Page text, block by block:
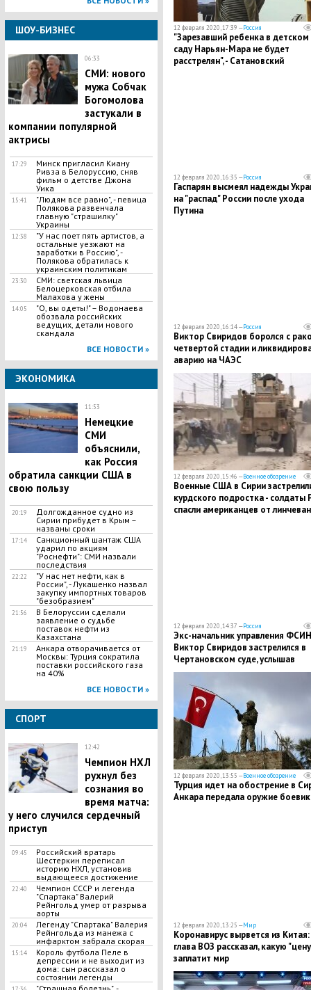
ШОУ-БИЗНЕС
06:33
​СМИ: нового
мужа Собчак
Богомолова
застукали в
компании популярной
актрисы
17:29
​Минск пригласил Киану
Ривза в Белоруссию, сняв
фильм о детстве Джона
Уика
15:41
​"Людям все равно", - певица
Полякова развенчала
главную "страшилку"
Украины
12:38
​"У нас поет пять артистов, а
остальные уезжают на
заработки в Россию", -
Полякова обратилась к
украинским политикам
23:30
​СМИ: светская львица
Белоцерковская отбила
Малахова у жены
14:05
"О, вы одеты!" – Водонаева
обозвала российских
ведущих, детали нового
скандала
ВСЕ НОВОСТИ »
ЭКОНОМИКА
11:53
Немецкие
СМИ
объяснили,
как Россия
обратила санкции США в
свою пользу
20:19
​Долгожданное судно из
Сирии прибудет в Крым –
названы сроки
17:14
Санкционный шантаж США
ударил по акциям
"Роснефти": СМИ назвали
последствия
22:22
"У нас нет нефти, как в
России", - Лукашенко назвал
закупку импортных товаров
"безобразием"
21:56
В Белоруссии сделали
заявление о судьбе
поставок нефти из
Казахстана
21:19
​Анкара отворачивается от
Москвы: Турция сократила
поставки российского газа
на 40%
ВСЕ НОВОСТИ »
СПОРТ
12:42
Чемпион НХЛ
рухнул без
сознания во
время матча:
у него случился сердечный
приступ
09:45
Российский вратарь
Шестеркин переписал
историю НХЛ, установив
выдающееся достижение
22:40
Чемпион СССР и легенда
"Спартака" Валерий
Рейнгольд умер от разрыва
аорты
20:04
Легенду "Спартака" Валерия
Рейнгольда из манежа с
инфарктом забрала скорая
15:14
Король футбола Пеле в
депрессии и не выходит из
дома: сын рассказал о
состоянии легенды
12 февраля 2020, 17:39 —Россия
"Зарезавший ребенка в детском
саду Нарьян-Мара не будет
расстрелян", - Сатановский
12 февраля 2020, 16:35 —Россия
Гаспарян высмеял надежды
на "распад" России после ухода
Путина
12 февраля 2020, 16:14 —Россия
Виктор Свиридов боролся с
четвертой стадии и
аварию на ЧАЭС
12 февраля 2020, 15:46 —Военное обозрение
Военные США в Сирии
курдского подростка - солдаты
спасли американцев от
12 февраля 2020, 14:37 —Россия
Экс-начальник управления ФСИН
Виктор Свиридов застрелился в
Чертановском суде, услышав
приговор
12 февраля 2020, 13:55 —Военное обозрение
Турция идет на обострение в
Анкара передала оружие
12 февраля 2020, 13:25 —Мир
Коронавирус вырвется из Китая:
глава ВОЗ рассказал, какую
заплатит мир